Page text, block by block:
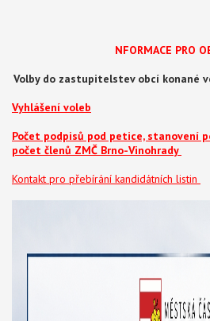
NFORMACE PRO
Volby do zastupitelstev obcí konané
Vyhlášení voleb
Počet podpisů pod petice, stanovení
počet členů ZMČ Brno-Vinohrady
Kontakt pro přebírání kandidátních listin